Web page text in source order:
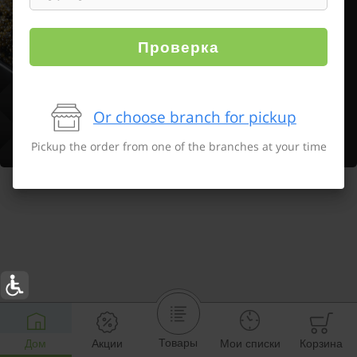
Дом Акции Товары Мои списки Корзина
Проверка
Or choose branch for pickup
Pickup the order from one of the branches at your time